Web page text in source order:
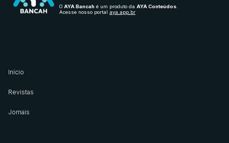
O AYA Bancah é um produto da AYA Conteúdos
Acesse nosso portal aya.app.br
Início
Revistas
Jornais